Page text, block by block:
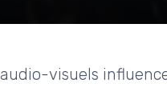
visuels